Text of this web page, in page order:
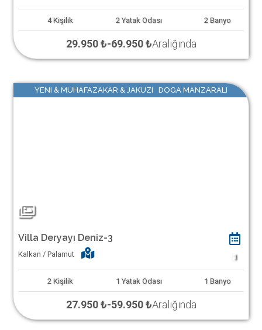
4 Kişilik 2 Yatak Odası 2 Banyo
29.950 ₺-69.950 ₺Aralığında
YENI & MUHAFAZAKAR & JAKUZI DOGA MANZARALI
Villa Deryayı Deniz-3
Kalkan / Palamut 1
2 Kişilik 1 Yatak Odası 1 Banyo
27.950 ₺-59.950 ₺Aralığında